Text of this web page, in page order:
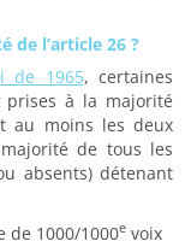
de l’article 26 ?
de 1965, certaines
prises à la majorité
au moins les deux
de tous les
absents) détenant
de 1000/1000e voix